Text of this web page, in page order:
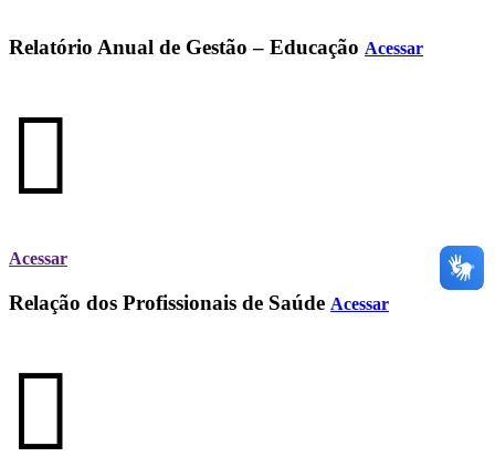
Relatório Anual de Gestão – Educação Acessar
Acessar
Relação dos Profissionais de Saúde Acessar